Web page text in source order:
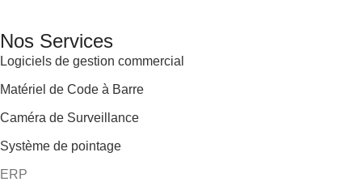
Nos Services
Logiciels de gestion commercial
Matériel de Code à Barre
Caméra de Surveillance
Système de pointage
ERP